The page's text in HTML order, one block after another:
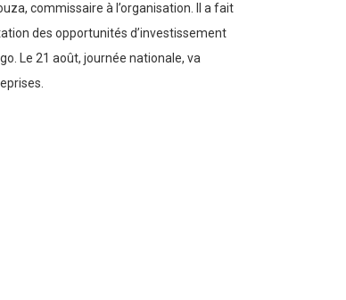
commissaire à l’organisation. Il a fait
des opportunités d’investissement
Le 21 août, journée nationale, va